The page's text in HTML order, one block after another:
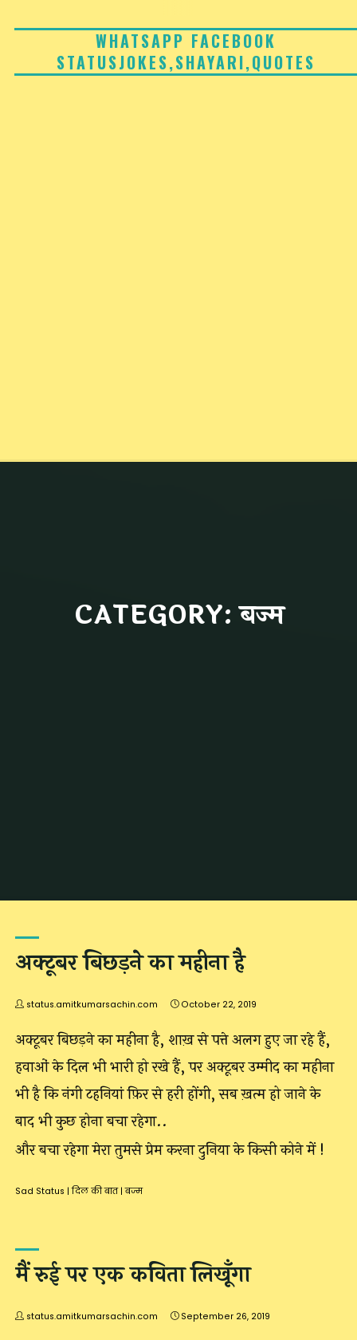
WHATSAPP FACEBOOK
STATUSJOKES,SHAYARI,QUOTES
CATEGORY: बज्म
अक्टूबर बिछड़ने का महीना है
status.amitkumarsachin.com October 22, 2019
अक्टूबर बिछड़ने का महीना है, शाख़ से पत्ते अलग हुए जा रहे हैं,
हवाओं के दिल भी भारी हो रखे हैं, पर अक्टूबर उम्मीद का महीना
भी है कि नंगी टहनियां फ़िर से हरी होंगी, सब ख़त्म हो जाने के
बाद भी कुछ होना बचा रहेगा..
और बचा रहेगा मेरा तुमसे प्रेम करना दुनिया के किसी कोने में !
Sad Status | दिल की बात | बज्म
मैं रुई पर एक कविता लिखूँगा
status.amitkumarsachin.com September 26, 2019